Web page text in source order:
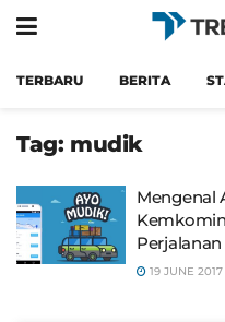
TERBARU BERITA
Tag: mudik
Mengenal
19 JUNE 2017